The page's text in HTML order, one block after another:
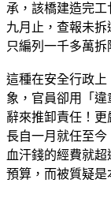
承，該橋建造完
九月止，查報未
只編列一千多萬拆
這種在安全行政
象，官員卻用「
辭來推卸責任！更
長自一月就任至
血汗錢的經費就
預算，而被質疑是